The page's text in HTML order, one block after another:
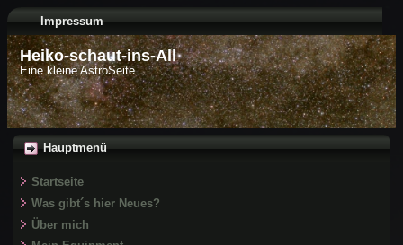
Impressum
Heiko-schaut-ins-All
Eine kleine AstroSeite
Hauptmenü
Startseite
Was gibt´s hier Neues?
Über mich